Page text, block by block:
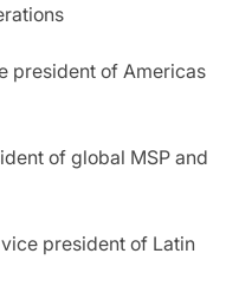
president of Americas
of global MSP and
president of Latin